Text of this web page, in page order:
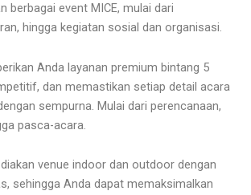
berbagai event MICE, mulai dari
hingga kegiatan sosial dan organisasi.
Anda layanan premium bintang 5
dan memastikan setiap detail acara
sempurna. Mulai dari perencanaan,
pasca-acara.
venue indoor dan outdoor dengan
sehingga Anda dapat memaksimalkan